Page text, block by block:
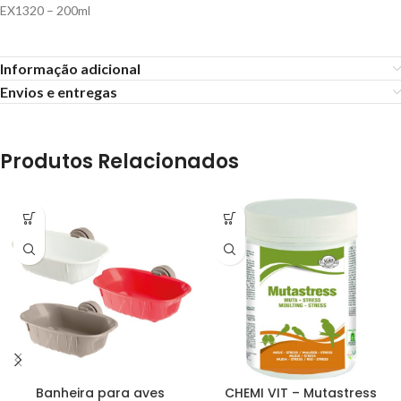
EX1320 – 200ml
Informação adicional
Envios e entregas
Produtos Relacionados
Banheira para aves CHEMI VIT – Mutastress